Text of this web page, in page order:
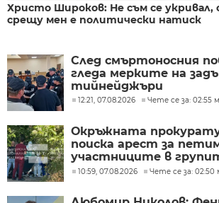
Христо Широков: Не съм се укривал,
срещу мен е политически натиск
След смъртоносния
гледа мерките на
тийнейджъри
12:21, 07.08.2026 Чете се за: 02:55
Окръжната
поиска арест за
участниците в
разбитата
10:59, 07.08.2026 Чете се за: 02:50